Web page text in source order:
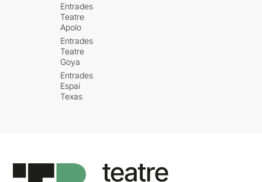
Entrades
Teatre
Apolo
Entrades
Teatre
Goya
Entrades
Espai
Texas